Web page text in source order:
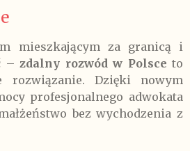
mieszkającym za granicą i
– zdalny rozwód w Polsce to
rozwiązanie. Dzięki nowym
profesjonalnego adwokata
bez wychodzenia z